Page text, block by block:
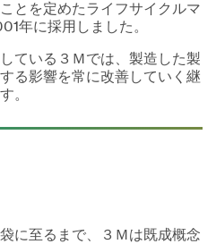
とを定めたライフサイクルマ
年に採用しました。
ている３Ｍでは、製造した製
る影響を常に改善していく継
。
に至るまで、３Ｍは既成概念